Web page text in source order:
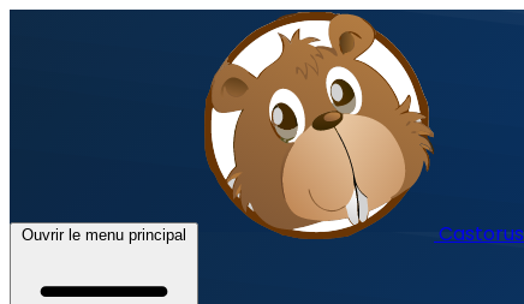
Ouvrir le menu principal Castorus